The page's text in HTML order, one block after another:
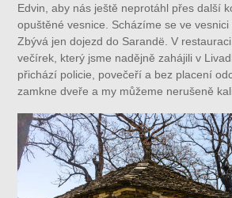
Edvin, aby nás ještě neprotáhl přes další
opuštěné vesnice. Scházíme se ve vesnici
Zbývá jen dojezd do Sarandë. V
večírek, který jsme nadějně zahájili v
přichází policie, povečeří a bez placení
zamkne dveře a my můžeme nerušeně